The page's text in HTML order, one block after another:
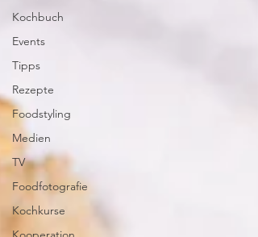
Kochbuch
Events
Tipps
Rezepte
Foodstyling
Medien
TV
Foodfotografie
Kochkurse